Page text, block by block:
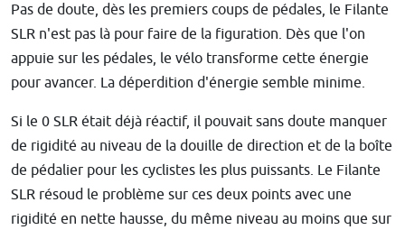
Pas de doute, dès les premiers coups de pédales, le Filante
SLR n'est pas là pour faire de la figuration. Dès que l'on
appuie sur les pédales, le vélo transforme cette énergie
pour avancer. La déperdition d'énergie semble minime.
Si le 0 SLR était déjà réactif, il pouvait sans doute manquer
de rigidité au niveau de la douille de direction et de la boîte
de pédalier pour les cyclistes les plus puissants. Le Filante
SLR résoud le problème sur ces deux points avec une
rigidité en nette hausse, du même niveau au moins que sur